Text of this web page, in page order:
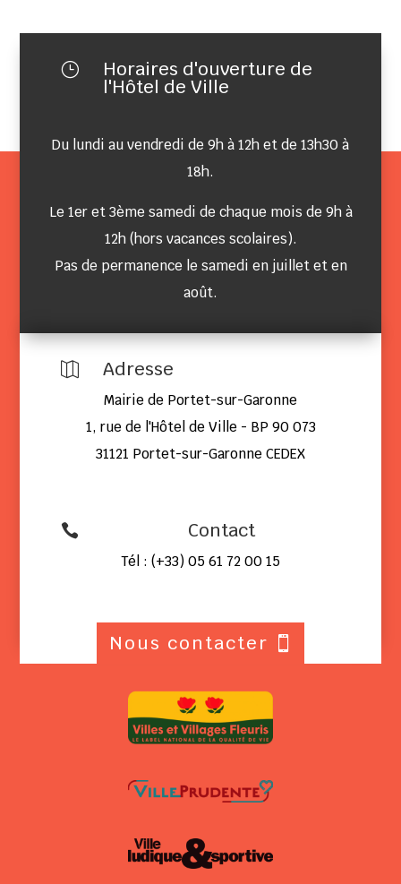
} Horaires d'ouverture de
l'Hôtel de Ville
Du lundi au vendredi de 9h à 12h et de 13h30 à
18h.
Le 1er et 3ème samedi de chaque mois de 9h à
12h (hors vacances scolaires).
Pas de permanence le samedi en juillet et en
août.
 Adresse
Mairie de Portet-sur-Garonne
1, rue de l'Hôtel de Ville - BP 90 073
31121 Portet-sur-Garonne CEDEX
 Contact
Tél : (+33) 05 61 72 00 15
Nous contacter